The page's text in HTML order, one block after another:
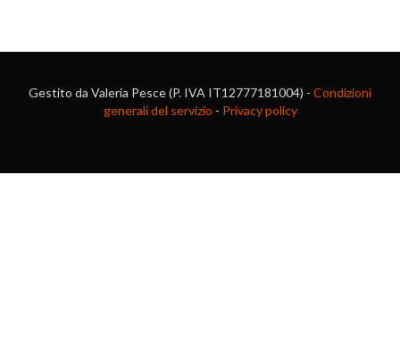
Gestito da Valeria Pesce (P. IVA IT12777181004) - Condizioni
generali del servizio - Privacy policy